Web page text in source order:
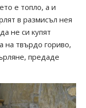
е топло, а и
в размисъл нея
не си купят
на твърдо гориво,
предаде